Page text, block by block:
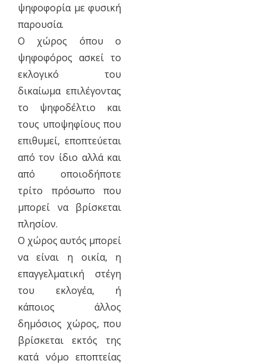
ψηφοφορία με φυσική
παρουσία.
Ο χώρος όπου ο
ψηφοφόρος ασκεί το
εκλογικό του
δικαίωμα επιλέγοντας
το ψηφοδέλτιο και
τους υποψηφίους που
επιθυμεί, εποπτεύεται
από τον ίδιο αλλά και
από οποιοδήποτε
τρίτο πρόσωπο που
μπορεί να βρίσκεται
πλησίον.
Ο χώρος αυτός μπορεί
να είναι η οικία, η
επαγγελματική στέγη
του εκλογέα, ή
κάποιος άλλος
δημόσιος χώρος, που
βρίσκεται εκτός της
κατά νόμο εποπτείας